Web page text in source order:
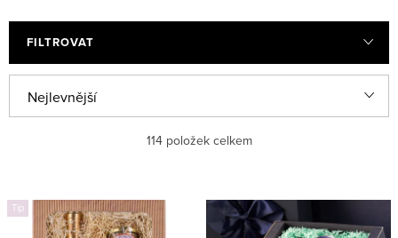
FILTROVAT
ý
s
a
n
Nejlevnější
Abecedně
114položek celkem
Tip